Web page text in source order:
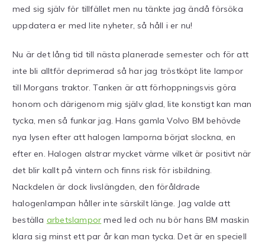
med sig själv för tillfället men nu tänkte jag ändå försöka
uppdatera er med lite nyheter, så håll i er nu!
Nu är det lång tid till nästa planerade semester och för att
inte bli alltför deprimerad så har jag tröstköpt lite lampor
till Morgans traktor. Tanken är att förhoppningsvis göra
honom och därigenom mig själv glad, lite konstigt kan man
tycka, men så funkar jag. Hans gamla Volvo BM behövde
nya lysen efter att halogen lamporna börjat slockna, en
efter en. Halogen alstrar mycket värme vilket är positivt när
det blir kallt på vintern och finns risk för isbildning.
Nackdelen är dock livslängden, den föråldrade
halogenlampan håller inte särskilt länge. Jag valde att
beställa arbetslampor med led och nu bör hans BM maskin
klara sig minst ett par år kan man tycka. Det är en speciell